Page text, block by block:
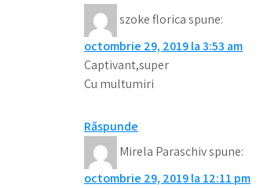
szoke floricaspune:
octombrie 29, 2019 la 3:53 am
Captivant,super
Cu multumiri
Răspunde
Mirela Paraschivspune:
octombrie 29, 2019 la 12:11 pm